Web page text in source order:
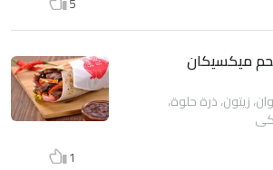
ميكسيكان
زيتون، ذرة حلوة،
1